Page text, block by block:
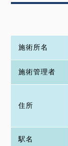
施術所名
施術管理者
住所
駅名